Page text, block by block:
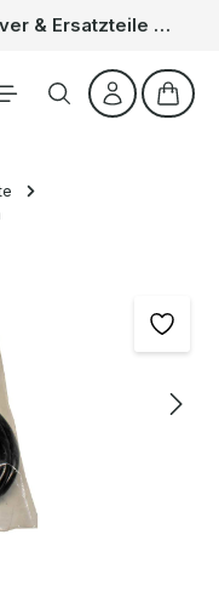
Sommer-Deal: 15% auf alle Server & Ersatzteile – Kein Code nötig, der Rabatt wird automatisch im Warenkorb abgezogen. Gültig vom 01.06. bis 31.08.